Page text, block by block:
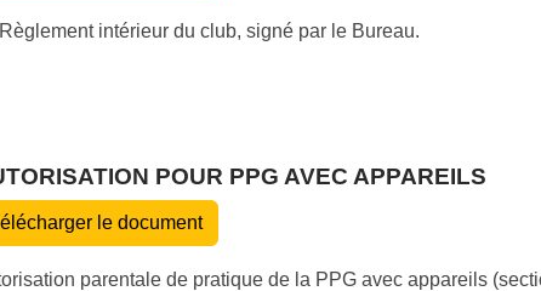
intérieur du club, signé par le Bureau.
POUR PPG AVEC APPAREILS
le document
parentale de pratique de la PPG avec appareils